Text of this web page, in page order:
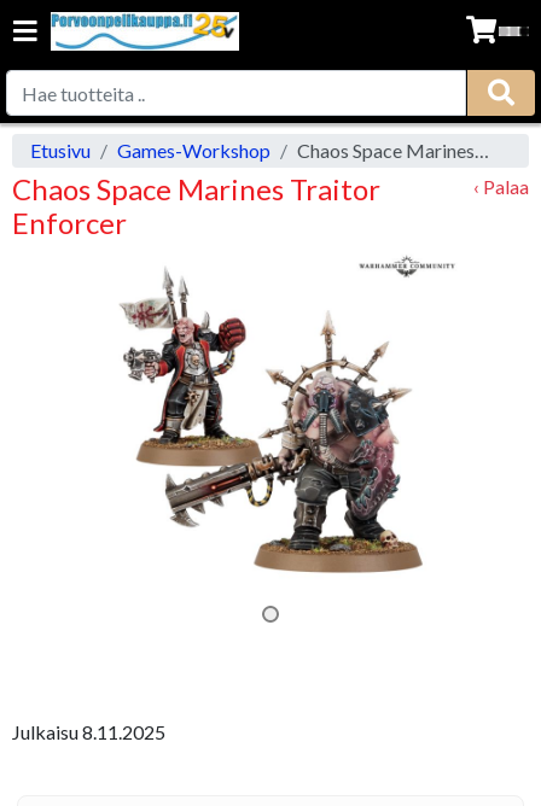
Etusivu Games-Workshop Chaos Space Marines Traitor Enforcer
Chaos Space Marines Traitor
Enforcer
‹ Palaa
Julkaisu 8.11.2025